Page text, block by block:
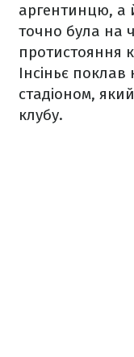
аргентинцю, а
точно була на
протистояння
Інсіньє поклав
стадіоном,
клубу.